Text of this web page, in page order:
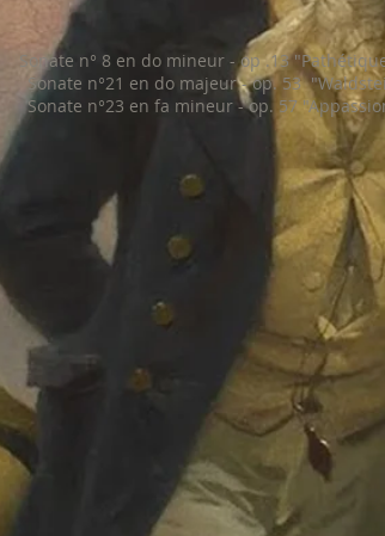
n° 8 en do mineur - op .13
do majeur - op. 53
fa mineur - op. 57